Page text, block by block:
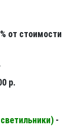
от стоимости
р.
) -